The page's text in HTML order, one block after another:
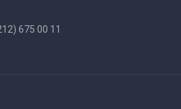
675 00 11